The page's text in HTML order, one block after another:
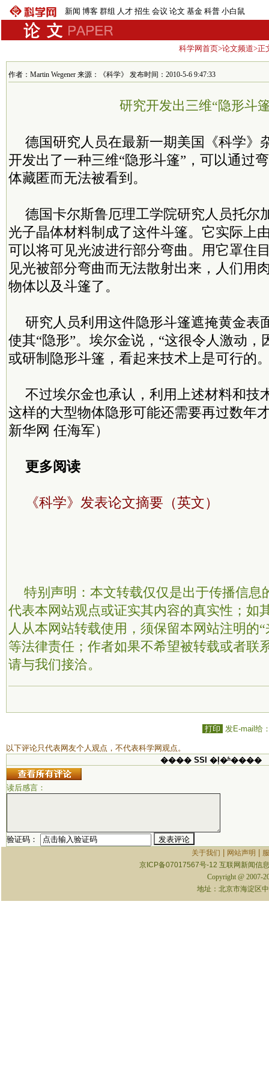
新闻 博客 群组 人才 招生 会议 论文 基金 科普 小白鼠
科学网首页>论文频道>正
作者：Martin Wegener 来源：《科学》 发布时间：2010-5-6 9:47:33
研究开发出三维“隐形斗
德国研究人员在最新一期美国《科学》
开发出了一种三维“隐形斗篷”，可以通过
体藏匿而无法被看到。
德国卡尔斯鲁厄理工学院研究人员托尔
光子晶体材料制成了这件斗篷。它实际上
可以将可见光波进行部分弯曲。用它罩住
见光被部分弯曲而无法散射出来，人们用
物体以及斗篷了。
研究人员利用这件隐形斗篷遮掩黄金表
使其“隐形”。埃尔金说，“这很令人激动，
或研制隐形斗篷，看起来技术上是可行的
不过埃尔金也承认，利用上述材料和技
这样的大型物体隐形可能还需要再过数年
新华网 任海军）
更多阅读
《科学》发表论文摘要（英文）
特别声明：本文转载仅仅是出于传播信息
代表本网站观点或证实其内容的真实性；如
人从本网站转载使用，须保留本网站注明的
等法律责任；作者如果不希望被转载或者联
请与我们接洽。
打印 发E-mail给
以下评论只代表网友个人观点，不代表科学网观点。
���� SSI �ļ�ʱ����
读后感言：
验证码：
关于我们 | 网站声明 |
京ICP备07017567号-12 互联网新闻信
Copyright @ 2007-
地址：北京市海淀区